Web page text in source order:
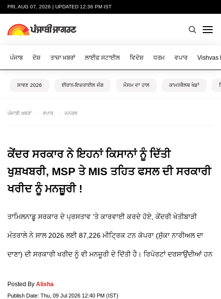
FRI, AUG 07, 2026 | UPDATED 12:36 PM IST
ਪੰਜਾਬ ਦੇਸ਼ ਤਾਜ਼ਾ ਖ਼ਬਰਾਂ ਲਾਈਫ ਸਟਾਈਲ ਵਿਦੇਸ਼ ਧਰਮ ਵਪਾਰ Vishvas
ਸਾਵਣ 2026 ਈਰਾਨ-ਇਜ਼ਰਾਈਲ ਜੰਗ ਮੌਸਮ ਦਾ ਹਾਲ ਕਾਮਨਵੈਲਥ ਖੇਡਾਂ
ਪੰਜਾਬੀ ਖ਼ਬਰਾਂ ਵਪਾਰ ਜਨਰਲ
ਕੇਂਦਰ ਸਰਕਾਰ ਨੇ ਇਹਨਾਂ ਕਿਸਾਨਾਂ ਨੂੰ ਦਿੱਤੀ
ਖੁਸ਼ਖਬਰੀ, MSP ਤੇ MIS ਤਹਿਤ ਫਸਲ ਦੀ ਸਰਕਾਰੀ
ਖਰੀਦ ਨੂੰ ਮਨਜ਼ੂਰੀ !
ਤਾਮਿਲਨਾਡੂ ਸਰਕਾਰ ਦੇ ਪ੍ਰਸਤਾਵ 'ਤੇ ਕਾਰਵਾਈ ਕਰਦੇ ਹੋਏ, ਕੇਂਦਰੀ ਖੇਤੀਬਾੜੀ
ਮੰਤਰਾਲੇ ਨੇ ਸਾਲ 2026 ਲਈ 87,226 ਮੀਟ੍ਰਿਕ ਟਨ ਕੋਪਰਾ (ਸੁੱਕਾ ਨਾਰੀਅਲ ਦਾ
ਦਾਣਾ) ਦੀ ਸਰਕਾਰੀ ਖਰੀਦ ਨੂੰ ਵੀ ਮਨਜ਼ੂਰੀ ਦੇ ਦਿੱਤੀ ਹੈ। ਰਿਪੋਰਟਾਂ ਦਰਸਾਉਂਦੀਆਂ ਹਨ
Posted By Alisha
Publish Date: Thu, 09 Jul 2026 12:40 PM (IST)